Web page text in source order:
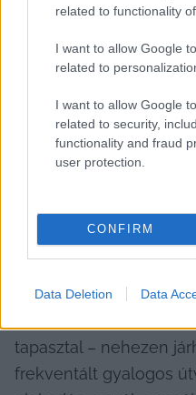
related to functionality
I want to allow Google
related to
I want to allow Google
related to security,
functionality and fraud
user protection.
CONFIRM
Data Deletion Data
A közterületi
áramszolgáltató, az
cége), esetleg a
MVM Démász
A KVÜ nem sokkal
Ebben azt írták: a
tapasztal – nehezen
frekventált gyalogos